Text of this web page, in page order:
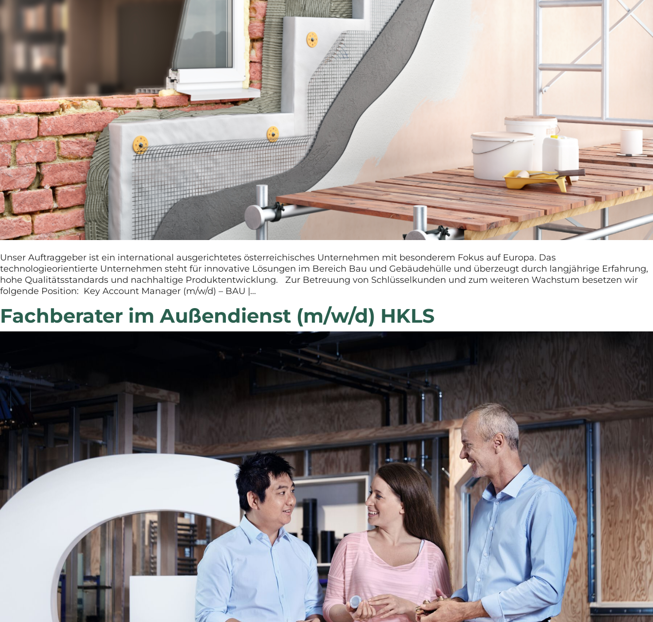
Unser Auftraggeber ist ein international ausgerichtetes österreichisches Unternehmen mit besonderem Fokus auf Europa. Das
technologieorientierte Unternehmen steht für innovative Lösungen im Bereich Bau und Gebäudehülle und überzeugt durch langjährige Erfahrung,
hohe Qualitätsstandards und nachhaltige Produktentwicklung. Zur Betreuung von Schlüsselkunden und zum weiteren Wachstum besetzen wir
folgende Position: Key Account Manager (m/w/d) – BAU |…
Fachberater im Außendienst (m/w/d) HKLS